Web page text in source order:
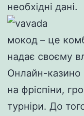
необхідні дані.
мокод – це
надає своєму
Онлайн-казино
на фріспіни,
турніри. До